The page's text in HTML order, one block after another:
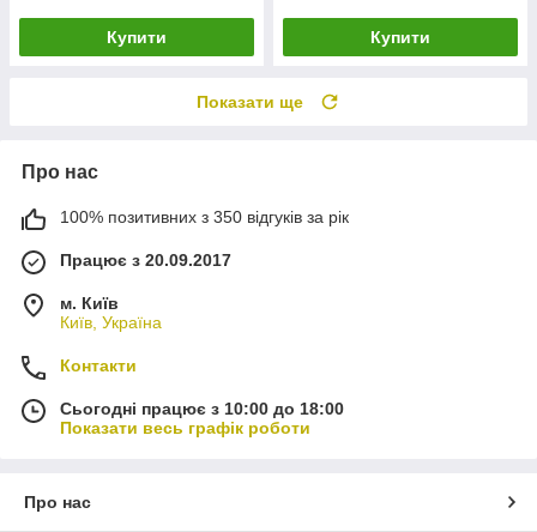
Купити Купити
Показати ще
Про нас
100% позитивних з 350 відгуків за рік
Працює з 20.09.2017
м. Київ
Київ, Україна
Контакти
Сьогодні працює з 10:00 до 18:00
Показати весь графік роботи
Про нас